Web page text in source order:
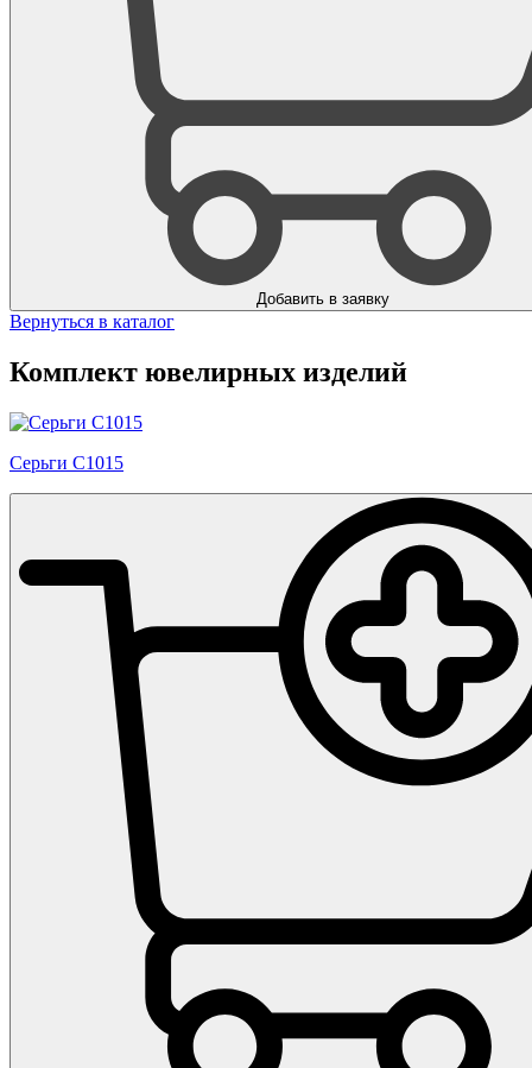
Добавить в заявку
Вернуться в каталог
Комплект ювелирных изделий
Серьги С1015